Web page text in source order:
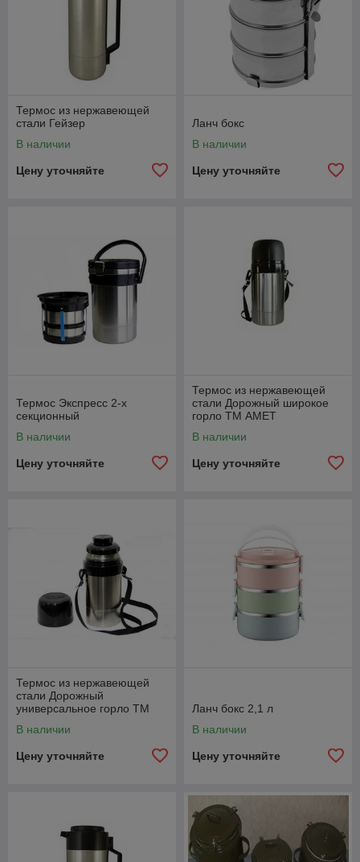
Термос из нержавеющей
стали Гейзер
В наличии
Цену уточняйте
Ланч бокс
В наличии
Цену уточняйте
Термос Экспресс 2-х
секционный
В наличии
Цену уточняйте
Термос из нержавеющей
стали Дорожный широкое
горло ТМ АМЕТ
В наличии
Цену уточняйте
Термос из нержавеющей
стали Дорожный
универсальное горло ТМ
В наличии
Цену уточняйте
Ланч бокс 2,1 л
В наличии
Цену уточняйте